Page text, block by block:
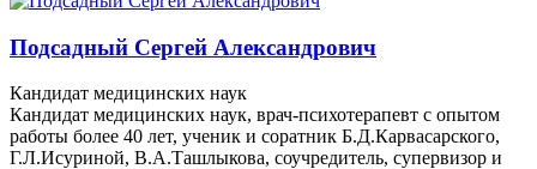
Подсадный Сергей Александрович
Кандидат медицинских наук
Кандидат медицинских наук, врач-психотерапевт с опытом
работы более 40 лет, ученик и соратник Б.Д.Карвасарского,
Г.Л.Исуриной, В.А.Ташлыкова, соучредитель, супервизор и